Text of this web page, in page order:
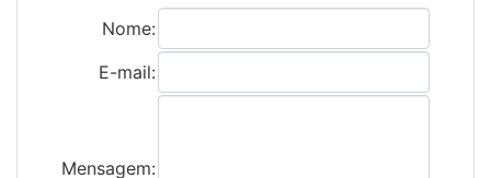
Nome:
E-mail:
Mensagem: